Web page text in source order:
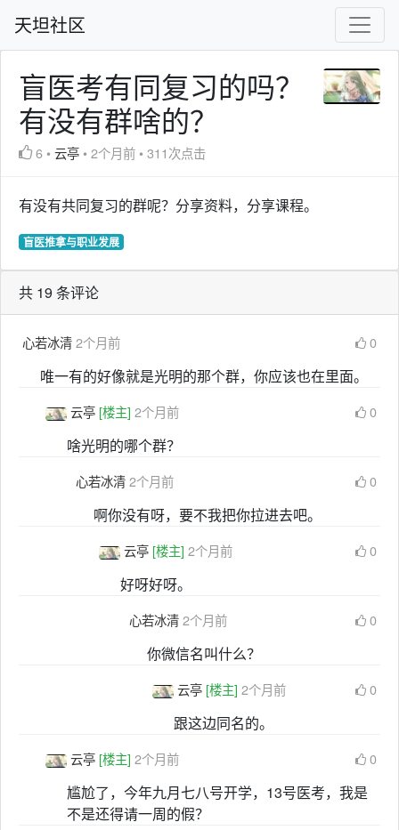
天坦社区
盲医考有同复习的吗？
有没有群啥的？
6 •云亭 •2个月前 •311次点击
有没有共同复习的群呢？分享资料，分享课程。
盲医推拿与职业发展
共 19 条评论
心若冰清2个月前 0
唯一有的好像就是光明的那个群，你应该也在里面。
云亭 [楼主] 2个月前 0
啥光明的哪个群？
心若冰清2个月前 0
啊你没有呀，要不我把你拉进去吧。
云亭 [楼主] 2个月前 0
好呀好呀。
心若冰清2个月前 0
你微信名叫什么？
云亭 [楼主] 2个月前 0
跟这边同名的。
云亭 [楼主] 2个月前 0
尴尬了，今年九月七八号开学，13号医考，我是
不是还得请一周的假？